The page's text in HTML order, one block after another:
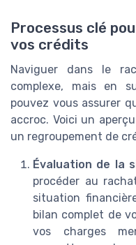
Processus clé
vos crédits
Naviguer dans le
complexe, mais en
pouvez vous assurer
accroc. Voici un
un regroupement de
Évaluation de la
procéder au
situation
bilan complet de
vos charges